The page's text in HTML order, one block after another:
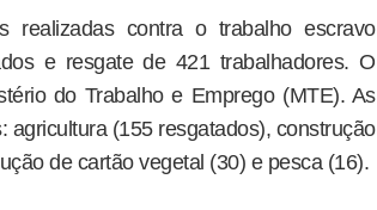
realizadas contra o trabalho escravo
e resgate de 421 trabalhadores. O
do Trabalho e Emprego (MTE). As
(155 resgatados), construção
de cartão vegetal (30) e pesca (16).